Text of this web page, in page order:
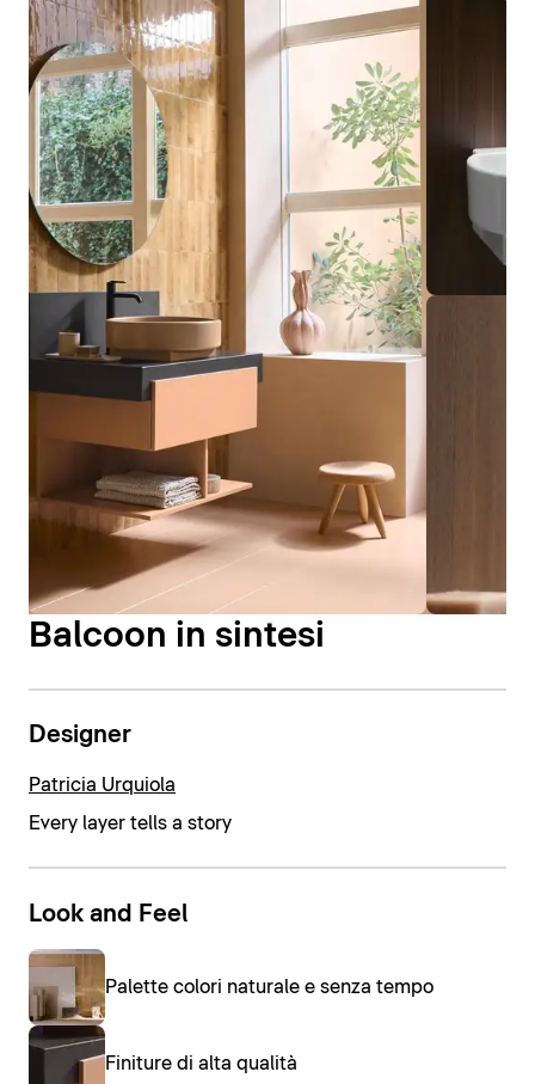
Balcoon in sintesi
Designer
Patricia Urquiola
Every layer tells a story
Look and Feel
Palette colori naturale e senza tempo
Finiture di alta qualità